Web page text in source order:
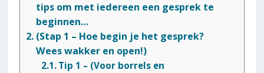
tips om met iedereen een gesprek te
beginnen…
(Stap 1 – Hoe begin je het gesprek?
Wees wakker en open!)
Tip 1 – (Voor borrels en